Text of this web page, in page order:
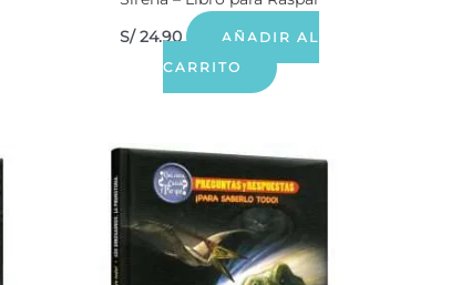
S/24.90
AÑADIR AL
CARRITO